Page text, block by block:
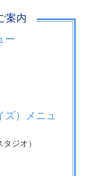
案内
ー
ズ）メニュ
ジオ）